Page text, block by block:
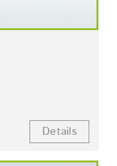
Details